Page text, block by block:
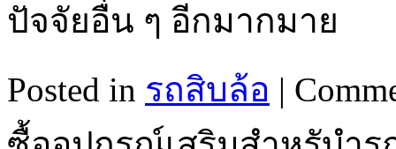
ปัจจัยอื่น ๆ อีกมากมาย
Posted in รถสิบล้อ |